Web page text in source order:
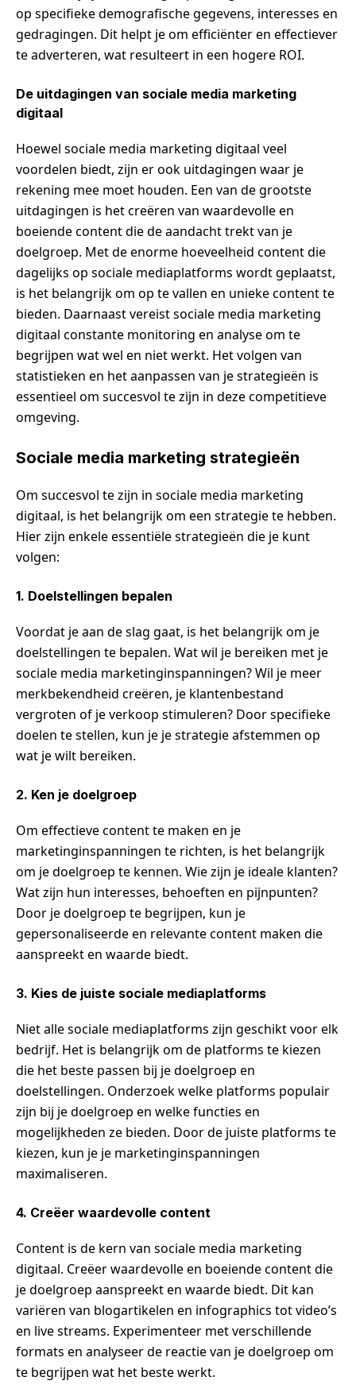
op specifieke demografische gegevens, interesses en
gedragingen. Dit helpt je om efficiënter en effectiever
te adverteren, wat resulteert in een hogere ROI.
De uitdagingen van sociale media marketing
digitaal
Hoewel sociale media marketing digitaal veel
voordelen biedt, zijn er ook uitdagingen waar je
rekening mee moet houden. Een van de grootste
uitdagingen is het creëren van waardevolle en
boeiende content die de aandacht trekt van je
doelgroep. Met de enorme hoeveelheid content die
dagelijks op sociale mediaplatforms wordt geplaatst,
is het belangrijk om op te vallen en unieke content te
bieden. Daarnaast vereist sociale media marketing
digitaal constante monitoring en analyse om te
begrijpen wat wel en niet werkt. Het volgen van
statistieken en het aanpassen van je strategieën is
essentieel om succesvol te zijn in deze competitieve
omgeving.
Sociale media marketing strategieën
Om succesvol te zijn in sociale media marketing
digitaal, is het belangrijk om een strategie te hebben.
Hier zijn enkele essentiële strategieën die je kunt
volgen:
1. Doelstellingen bepalen
Voordat je aan de slag gaat, is het belangrijk om je
doelstellingen te bepalen. Wat wil je bereiken met je
sociale media marketinginspanningen? Wil je meer
merkbekendheid creëren, je klantenbestand
vergroten of je verkoop stimuleren? Door specifieke
doelen te stellen, kun je je strategie afstemmen op
wat je wilt bereiken.
2. Ken je doelgroep
Om effectieve content te maken en je
marketinginspanningen te richten, is het belangrijk
om je doelgroep te kennen. Wie zijn je ideale klanten?
Wat zijn hun interesses, behoeften en pijnpunten?
Door je doelgroep te begrijpen, kun je
gepersonaliseerde en relevante content maken die
aanspreekt en waarde biedt.
3. Kies de juiste sociale mediaplatforms
Niet alle sociale mediaplatforms zijn geschikt voor elk
bedrijf. Het is belangrijk om de platforms te kiezen
die het beste passen bij je doelgroep en
doelstellingen. Onderzoek welke platforms populair
zijn bij je doelgroep en welke functies en
mogelijkheden ze bieden. Door de juiste platforms te
kiezen, kun je je marketinginspanningen
maximaliseren.
4. Creëer waardevolle content
Content is de kern van sociale media marketing
digitaal. Creëer waardevolle en boeiende content die
je doelgroep aanspreekt en waarde biedt. Dit kan
variëren van blogartikelen en infographics tot video’s
en live streams. Experimenteer met verschillende
formats en analyseer de reactie van je doelgroep om
te begrijpen wat het beste werkt.